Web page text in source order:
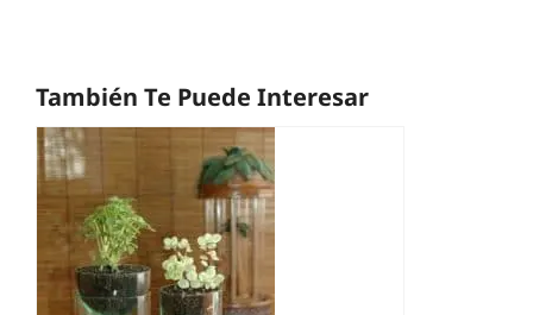
También Te Puede Interesar